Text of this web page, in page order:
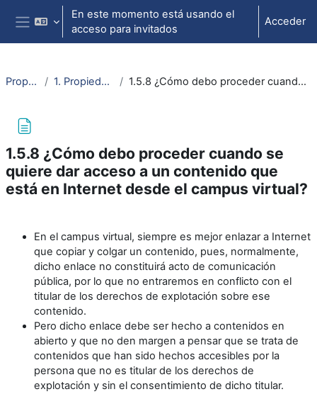
Salta al contenido principal
Panel lateral
En este momento está usando el
acceso para invitados
Acceder
Propiedad intelectual 1. Propiedad intelectual. Aspectos básicos 1.5.8 ¿Cómo debo proceder cuando se quiere dar acceso a un contenido que está en Internet desde el campus virtual?
1.5.8 ¿Cómo debo proceder cuando se
quiere dar acceso a un contenido que
está en Internet desde el campus virtual?
En el campus virtual, siempre es mejor enlazar a Internet
que copiar y colgar un contenido, pues, normalmente,
dicho enlace no constituirá acto de comunicación
pública, por lo que no entraremos en conflicto con el
titular de los derechos de explotación sobre ese
contenido.
Pero dicho enlace debe ser hecho a contenidos en
abierto y que no den margen a pensar que se trata de
contenidos que han sido hechos accesibles por la
persona que no es titular de los derechos de
explotación y sin el consentimiento de dicho titular.